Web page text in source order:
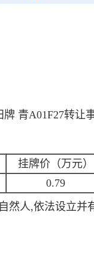
青A01F27转让
挂牌价（万元）
0.79
然人,依法设立并